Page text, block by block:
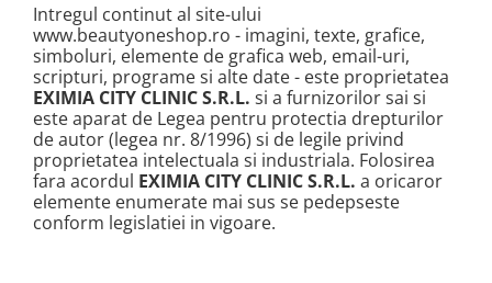
Intregul continut al site-ului
www.beautyoneshop.ro - imagini, texte, grafice,
simboluri, elemente de grafica web, email-uri,
scripturi, programe si alte date - este proprietatea
EXIMIA CITY CLINIC S.R.L. si a furnizorilor sai si
este aparat de Legea pentru protectia drepturilor
de autor (legea nr. 8/1996) si de legile privind
proprietatea intelectuala si industriala. Folosirea
fara acordul EXIMIA CITY CLINIC S.R.L. a oricaror
elemente enumerate mai sus se pedepseste
conform legislatiei in vigoare.